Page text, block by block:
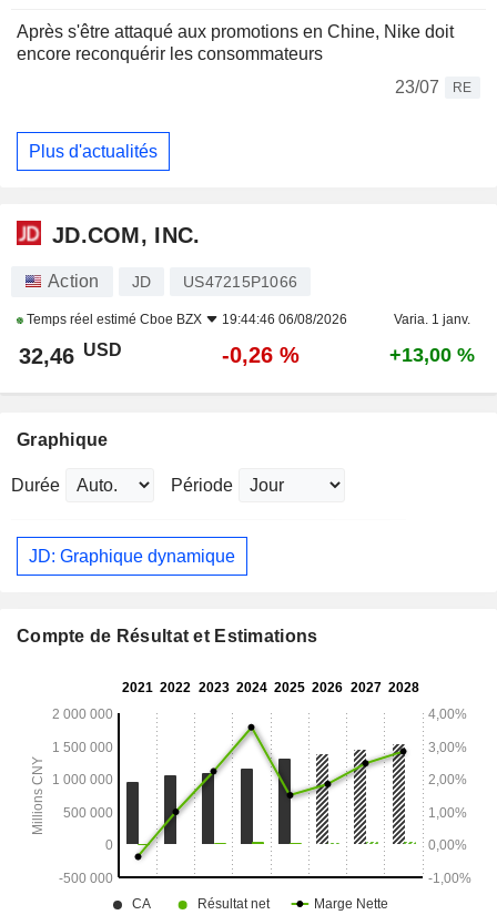
Après s'être attaqué aux promotions en Chine, Nike doit
encore reconquérir les consommateurs
23/07
RE
Plus d'actualités
JD.COM, INC.
Action JD US47215P1066
Temps réel estimé Cboe BZX 19:44:46 06/08/2026 Varia. 1 janv.
32,46 USD -0,26 % +13,00 %
Graphique
Durée Période
JD: Graphique dynamique
Compte de Résultat et Estimations